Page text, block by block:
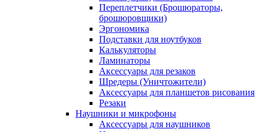
Переплетчики (Брошюраторы,
брошюровщики)
Эргономика
Подставки для ноутбуков
Калькуляторы
Ламинаторы
Аксессуары для резаков
Шредеры (Уничтожители)
Аксессуары для планшетов рисования
Резаки
Наушники и микрофоны
Аксессуары для наушников